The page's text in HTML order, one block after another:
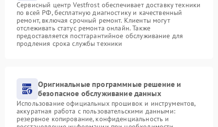
Сервисный центр Vestfrost обеспечивает доставку техники
по всей РФ, бесплатную диагностику и качественный
ремонт, включая срочный ремонт. Клиенты могут
отслеживать статус ремонта онлайн. Также
предоставляется постгарантийное обслуживание для
продления срока службы техники
Оригинальные программные решение и
безопасное обслуживание данных
Использование официальных прошивок и инструментов,
аккуратная работа с пользовательскими данными:
резервное копирование, конфиденциальность и